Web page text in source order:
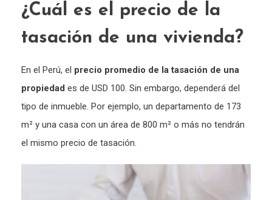
¿Cuál es el precio de la
tasación de una vivienda?
En el Perú, el precio promedio de la tasación de una
propiedad es de USD 100. Sin embargo, dependerá del
tipo de inmueble. Por ejemplo, un departamento de 173
m² y una casa con un área de 800 m² o más no tendrán
el mismo precio de tasación.